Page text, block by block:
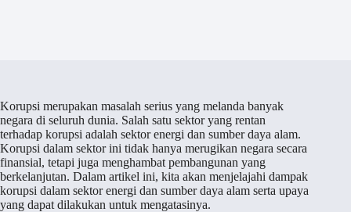
Korupsi merupakan masalah serius yang melanda banyak
negara di seluruh dunia. Salah satu sektor yang rentan
terhadap korupsi adalah sektor energi dan sumber daya alam.
Korupsi dalam sektor ini tidak hanya merugikan negara secara
finansial, tetapi juga menghambat pembangunan yang
berkelanjutan. Dalam artikel ini, kita akan menjelajahi dampak
korupsi dalam sektor energi dan sumber daya alam serta upaya
yang dapat dilakukan untuk mengatasinya.